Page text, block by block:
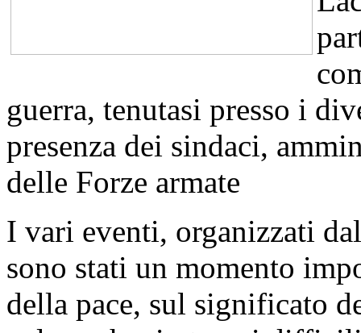
guerra, tenutasi presso i
presenza dei sindaci,
delle Forze armate
I vari eventi, organizzati
sono stati un momento
della pace, sul significato